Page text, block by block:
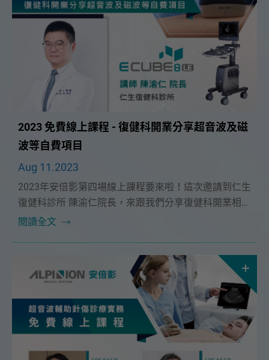
2023 免費線上課程 - 復健科開業分享超音波及磁
波等自費項目
Aug 11.2023
2023年安倍影第四場線上課程要來啦！這次邀請到仁生
復健科診所 陳渝仁院長，來跟我們分享復健科開業相關
的自費項目！想上課的醫師們，請不要錯過了唷~
閱讀全文